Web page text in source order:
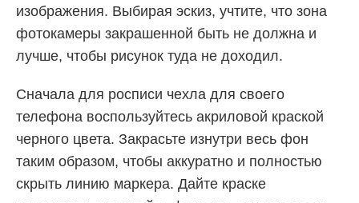
изображения. Выбирая эскиз, учтите, что зона
фотокамеры закрашенной быть не должна и
лучше, чтобы рисунок туда не доходил.
Сначала для росписи чехла для своего
телефона воспользуйтесь акриловой краской
черного цвета. Закрасьте изнутри весь фон
таким образом, чтобы аккуратно и полностью
скрыть линию маркера. Дайте краске